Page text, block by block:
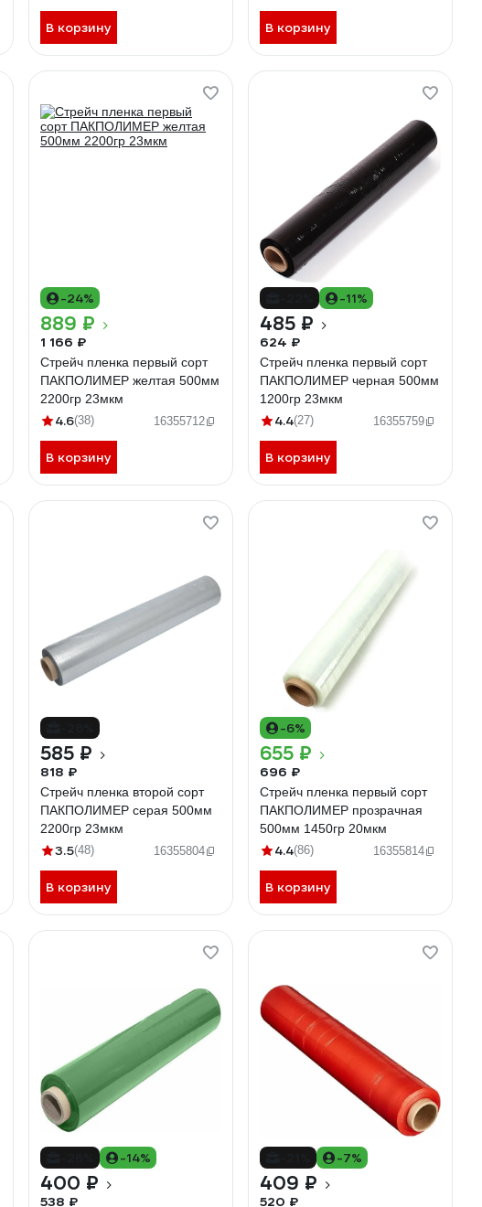
В корзину В корзину
-24%
889 ₽
1 166 ₽
Стрейч пленка первый сорт
ПАКПОЛИМЕР желтая 500мм
2200гр 23мкм
4.6(38) 16355712
В корзину
-11%
485 ₽
624 ₽
Стрейч пленка первый сорт
ПАКПОЛИМЕР черная 500мм
1200гр 23мкм
4.4(27) 16355759
В корзину
585 ₽
818 ₽
Стрейч пленка второй сорт
ПАКПОЛИМЕР серая 500мм
2200гр 23мкм
3.5(48) 16355804
В корзину
-6%
655 ₽
696 ₽
Стрейч пленка первый сорт
ПАКПОЛИМЕР прозрачная
500мм 1450гр 20мкм
4.4(86) 16355814
В корзину
-14%
400 ₽
538 ₽
-7%
409 ₽
520 ₽